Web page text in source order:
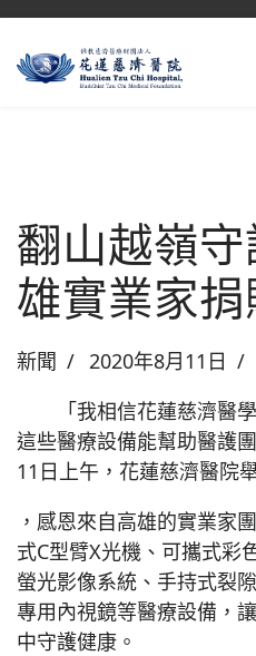
翻山越嶺
雄實業家
新聞 2020年8月11日
「我相信花蓮慈濟醫學
這些醫療設備能幫助醫護
11日上午，花蓮慈濟醫院
，感恩來自高雄的實業家
式C型臂X光機、可攜式彩
螢光影像系統、手持式裂
專用內視鏡等醫療設備，
中守護健康。